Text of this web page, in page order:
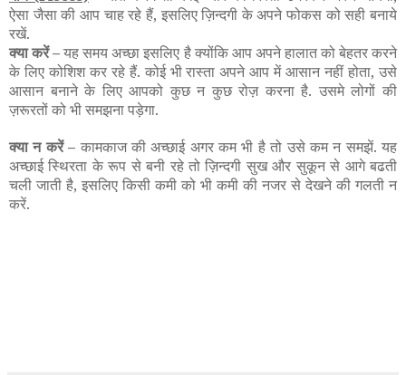
ऐसा जैसा की आप चाह रहे हैं, इसलिए ज़िन्दगी के अपने फोकस को सही बनाये
रखें.
क्या करें –यह समय अच्छा इसलिए है क्योंकि आप अपने हालात को बेहतर करने
के लिए कोशिश कर रहे हैं. कोई भी रास्ता अपने आप में आसान नहीं होता, उसे
आसान बनाने के लिए आपको कुछ न कुछ रोज़ करना है. उसमे लोगों की
ज़रूरतों को भी समझना पड़ेगा.
क्या न करें – कामकाज की अच्छाई अगर कम भी है तो उसे कम न समझें. यह
अच्छाई स्थिरता के रूप से बनी रहे तो ज़िन्दगी सुख और सुकून से आगे बढती
चली जाती है, इसलिए किसी कमी को भी कमी की नजर से देखने की गलती न
करें.